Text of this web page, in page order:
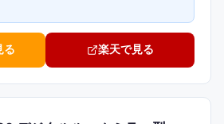
る 楽天で見る